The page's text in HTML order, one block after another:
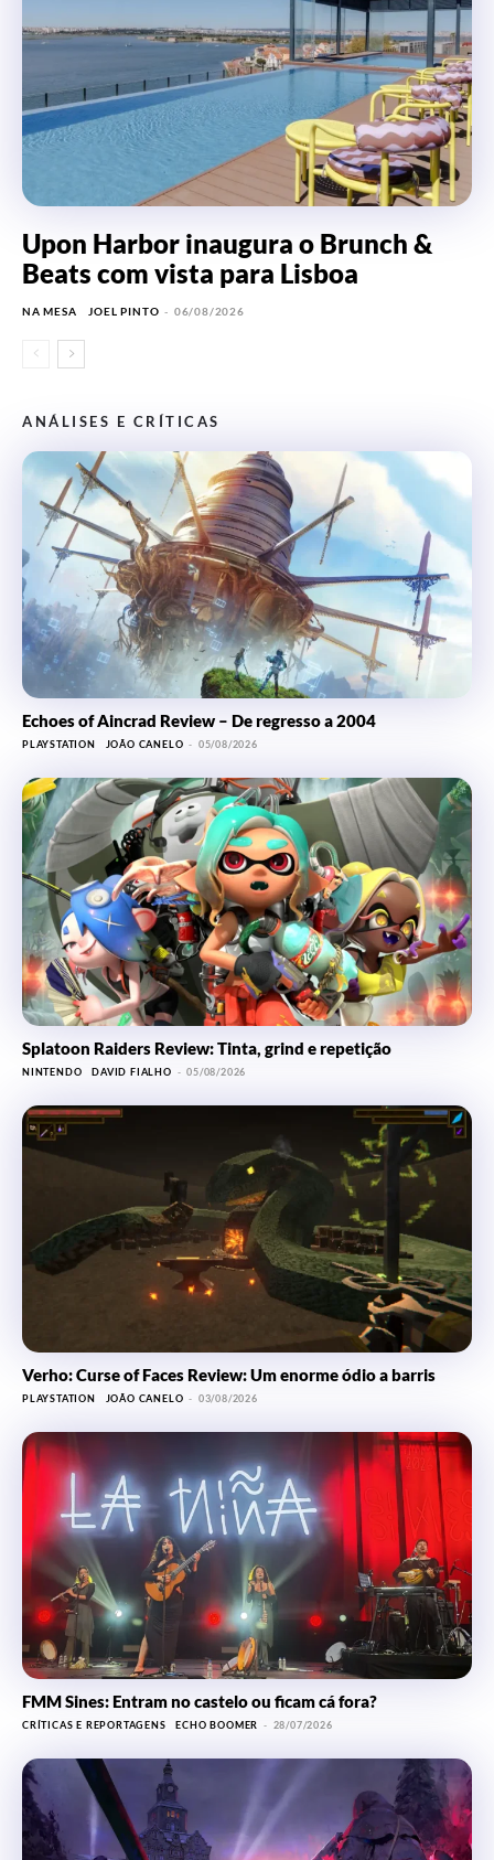
Upon Harbor inaugura o Brunch &
Beats com vista para Lisboa
NA MESA JOEL PINTO - 06/08/2026
ANÁLISES E CRÍTICAS
Echoes of Aincrad Review – De regresso a 2004
PLAYSTATION JOÃO CANELO - 05/08/2026
Splatoon Raiders Review: Tinta, grind e repetição
NINTENDO DAVID FIALHO - 05/08/2026
Verho: Curse of Faces Review: Um enorme ódio a barris
PLAYSTATION JOÃO CANELO - 03/08/2026
FMM Sines: Entram no castelo ou ficam cá fora?
CRÍTICAS E REPORTAGENS ECHO BOOMER - 28/07/2026